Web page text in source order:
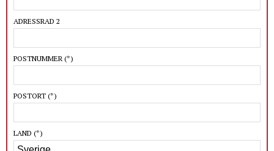
ADRESSRAD 2
POSTNUMMER (*)
POSTORT (*)
LAND (*)